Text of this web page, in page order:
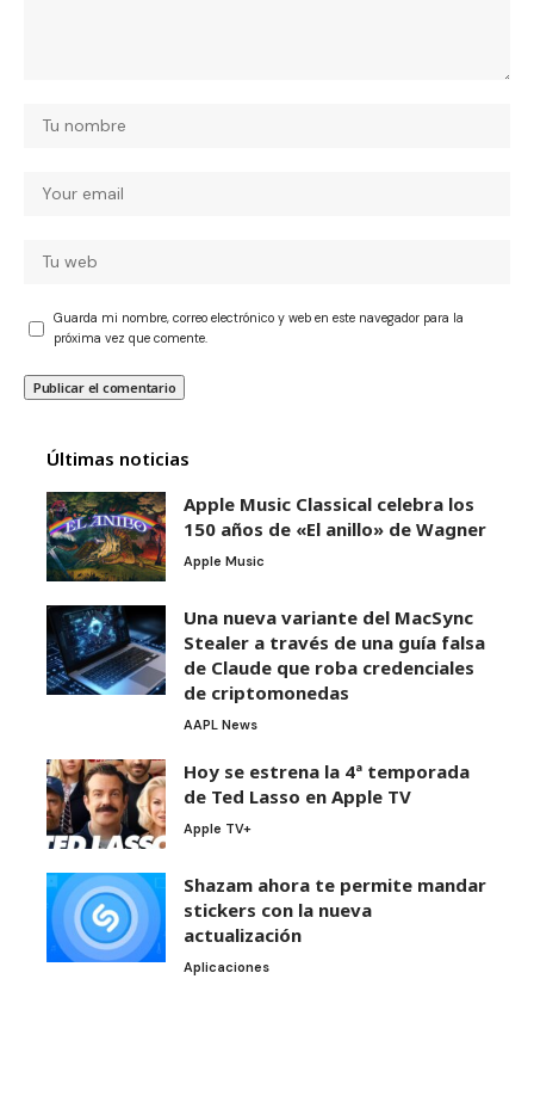
Guarda mi nombre, correo electrónico y web en este navegador para la
próxima vez que comente.
Últimas noticias
Apple Music Classical celebra los
150 años de «El anillo» de Wagner
Apple Music
Una nueva variante del MacSync
Stealer a través de una guía falsa
de Claude que roba credenciales
de criptomonedas
AAPL News
Hoy se estrena la 4ª temporada
de Ted Lasso en Apple TV
Apple TV+
Shazam ahora te permite mandar
stickers con la nueva
actualización
Aplicaciones